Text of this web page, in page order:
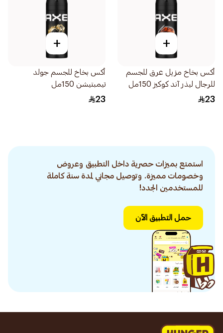
+
أكس بخاخ مزيل عرق للجسم
للرجال ليذر آند كوكيز 150مل
23
+
أكس بخاخ للجسم جولد
تيمبتيشن 150مل
23
استمتع بميزات حصرية داخل التطبيق وعروض
وخصومات مميزة. وتوصيل مجاني لمدة سنة كاملة
للمستخدمين الجدد!
حمل التطبيق الآن